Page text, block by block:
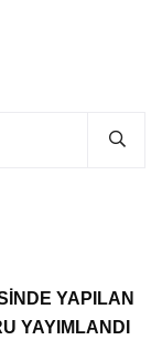
YAPILAN
YAYIMLANDI